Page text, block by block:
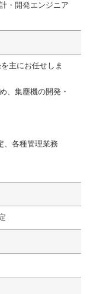
・開発エンジニア
主にお任せしま
、集塵機の開発・
、各種管理業務